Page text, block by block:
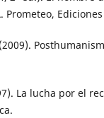
Prometeo,
La lucha por el